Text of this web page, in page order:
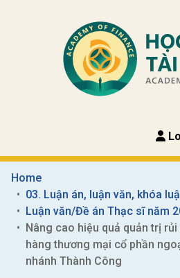
Home
03. Luận án, luận văn, khóa
Luận văn/Đề án Thạc sĩ năm
Nâng cao hiệu quả quản trị
hàng thương mại cổ phần
nhánh Thành Công